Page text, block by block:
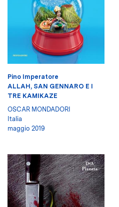
Pino Imperatore
ALLAH, SAN GENNARO E I
TRE KAMIKAZE
OSCAR MONDADORI
Italia
maggio 2019